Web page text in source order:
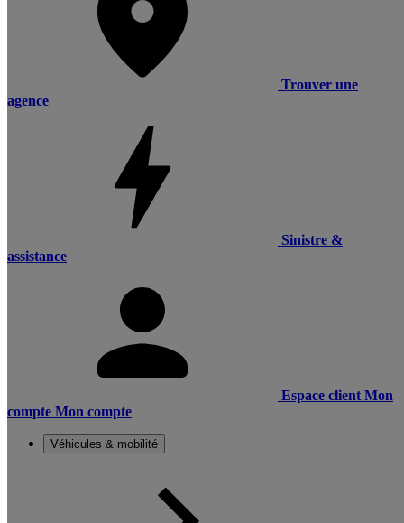
Trouver une
agence
Sinistre &
assistance
Espace client Mon
compte Mon compte
Véhicules & mobilité